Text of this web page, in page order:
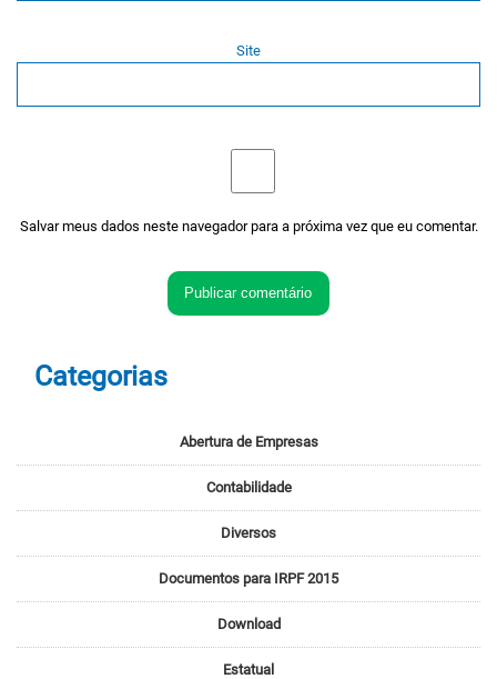
Site
Salvar meus dados neste navegador para a próxima vez que eu comentar.
Categorias
Abertura de Empresas
Contabilidade
Diversos
Documentos para IRPF 2015
Download
Estatual